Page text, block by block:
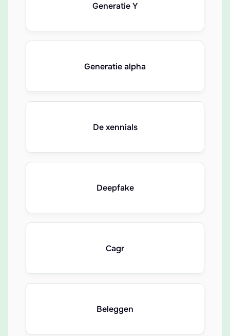
Generatie Y
Generatie alpha
De xennials
Deepfake
Cagr
Beleggen